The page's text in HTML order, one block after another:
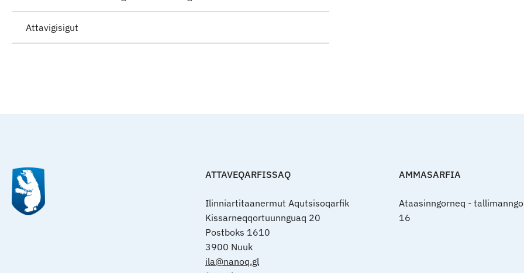
Attavigisigut
ATTAVEQARFISSAQ
Ilinniartitaanermut Aqutsisoqarfik
Kissarneqqortuunnguaq 20
Postboks 1610
3900 Nuuk
ila@nanoq.gl
AMMASARFIA
Ataasinngorneq -
16